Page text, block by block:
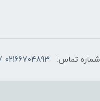
شماره تماس: 02166704893 / 09389372731